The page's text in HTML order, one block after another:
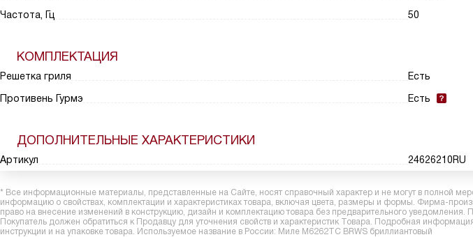
Частота, Гц
50
КОМПЛЕКТАЦИЯ
Решетка гриля
Есть
Противень Гурмэ
Есть
ДОПОЛНИТЕЛЬНЫЕ ХАРАКТЕРИСТИКИ
Артикул 24626210RU
* Все информационные материалы, представленные на Сайте, носят справочный характер и не могут в полной
информацию о свойствах, комплектации и характеристиках товара, включая цвета, размеры и формы. Фирма-
право на внесение изменений в конструкцию, дизайн и комплектацию товара без предварительного
Покупатель должен обратиться к Продавцу для уточнения свойств и характеристик Товара. Подробная
инструкции и на упаковке товара. Используемое название в России: Миле M6262TC BRWS бриллиантовый